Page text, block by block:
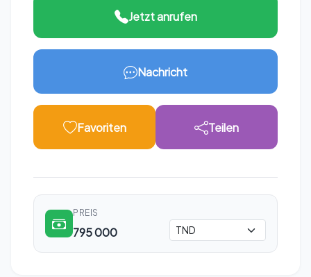
Jetzt anrufen
Nachricht
Favoriten Teilen
PREIS
795 000